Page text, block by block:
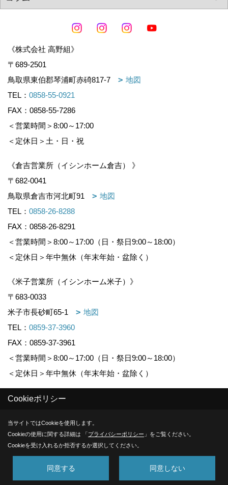
《株式会社 高野組》
〒689-2501
鳥取県東伯郡琴浦町赤碕817-7
地図
TEL： 0858-55-0921
FAX：0858-55-7286
＜営業時間＞8:00～17:00
＜定休日＞土・日・祝
《倉吉営業所（イシンホーム倉吉） 》
〒682-0041
鳥取県倉吉市河北町91
地図
TEL： 0858-26-8288
FAX：0858-26-8291
＜営業時間＞8:00～17:00（日・祭日9:00～18:00）
＜定休日＞年中無休（年末年始・盆除く）
《米子営業所（イシンホーム米子）》
〒683-0033
米子市長砂町65-1
地図
TEL： 0859-37-3960
FAX：0859-37-3961
＜営業時間＞8:00～17:00（日・祭日9:00～18:00）
＜定休日＞年中無休（年末年始・盆除く）
Produced byゴデスクリエイト
Cookieポリシー
当サイトではCookieを使用します。
Cookieの使用に関する詳細は 「プライバシーポリシー 」をご覧ください。
Cookieを受け入れるか拒否するか選択してください。
同意する 同意しない